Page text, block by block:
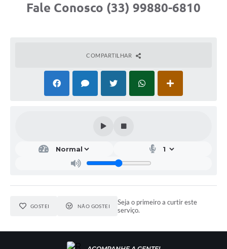
Fale Conosco (33) 99880-6810
COMPARTILHAR
GOSTEI NÃO GOSTEI
Seja o primeiro a curtir este
serviço.